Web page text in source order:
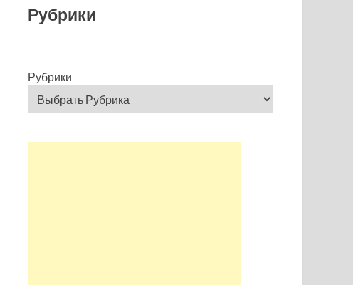
Рубрики
Рубрики